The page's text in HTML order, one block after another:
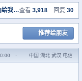
提提意见 查看 3,918 回复 30
推荐给朋友
· 中国 湖北 武汉 电信